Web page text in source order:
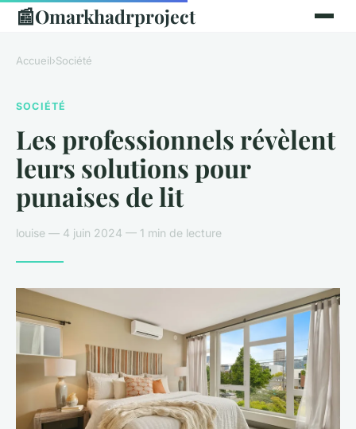
📰Omarkhadrproject
Accueil›Société
SOCIÉTÉ
Les professionnels révèlent
leurs solutions pour
punaises de lit
louise — 4 juin 2024 — 1 min de lecture